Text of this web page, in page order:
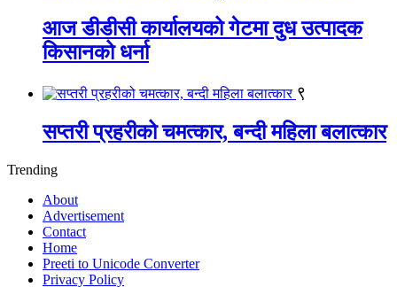
आज डीडीसी कार्यालयको गेटमा दुध उत्पादक
किसानको धर्ना
९
सप्तरी प्रहरीको चमत्कार, बन्दी महिला बलात्कार
Trending
About
Advertisement
Contact
Home
Preeti to Unicode Converter
Privacy Policy